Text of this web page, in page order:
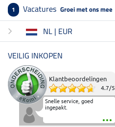
1 Vacatures Groei met ons mee
NL | EUR
VEILIG INKOPEN
Klantbeoordelingen
4.7/5
Snelle service, goed
ingepakt.